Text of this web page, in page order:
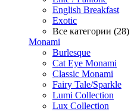
English Breakfast
Exotic
Все категории (28)
Monami
Burlesque
Cat Eye Monami
Classic Monami
Fairy Tale/Sparkle
Lumi Collection
Lux Collection